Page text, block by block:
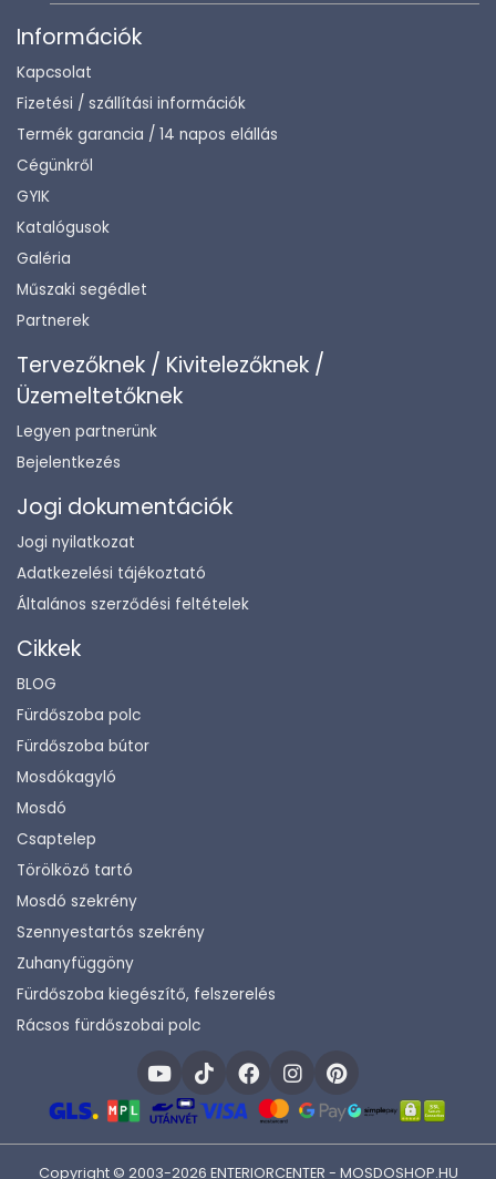
Információk
Kapcsolat
Fizetési / szállítási információk
Termék garancia / 14 napos elállás
Cégünkről
GYIK
Katalógusok
Galéria
Műszaki segédlet
Partnerek
Tervezőknek / Kivitelezőknek /
Üzemeltetőknek
Legyen partnerünk
Bejelentkezés
Jogi dokumentációk
Jogi nyilatkozat
Adatkezelési tájékoztató
Általános szerződési feltételek
Cikkek
BLOG
Fürdőszoba polc
Fürdőszoba bútor
Mosdókagyló
Mosdó
Csaptelep
Törölköző tartó
Mosdó szekrény
Szennyestartós szekrény
Zuhanyfüggöny
Fürdőszoba kiegészítő, felszerelés
Rácsos fürdőszobai polc
Copyright © 2003-2026 ENTERIORCENTER - MOSDOSHOP.HU